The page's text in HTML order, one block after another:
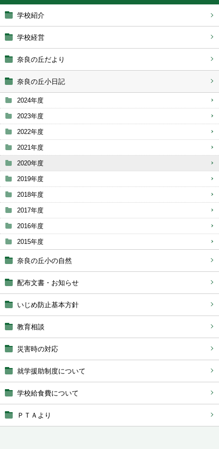
学校紹介
学校経営
奈良の丘だより
奈良の丘小日記
2024年度
2023年度
2022年度
2021年度
2020年度
2019年度
2018年度
2017年度
2016年度
2015年度
奈良の丘小の自然
配布文書・お知らせ
いじめ防止基本方針
教育相談
災害時の対応
就学援助制度について
学校給食費について
ＰＴＡより